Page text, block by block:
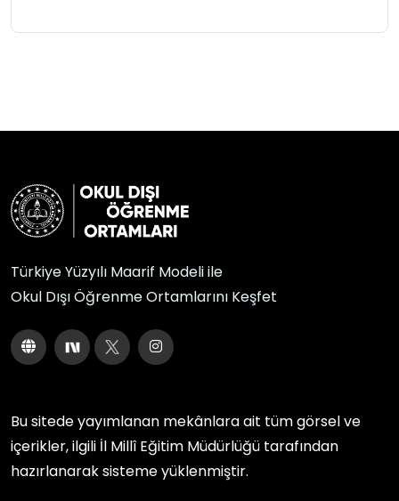
Türkiye Yüzyılı Maarif Modeli ile
Okul Dışı Öğrenme Ortamlarını Keşfet
Bu sitede yayımlanan mekânlara ait tüm görsel ve
içerikler, ilgili İl Millî Eğitim Müdürlüğü tarafından
hazırlanarak sisteme yüklenmiştir.